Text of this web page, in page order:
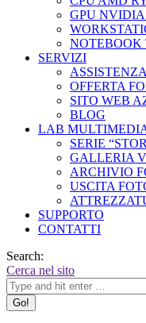
GPU
NOTEBOOK
SERVIZI
OFFERTA
SITO WEB
BLOG
LAB
SERIE
GALLERIA
ARCHIVIO
USCITA
SUPPORTO
CONTATTI
Search:
Cerca nel sito